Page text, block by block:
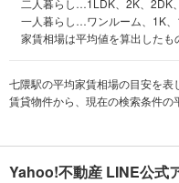
二人暮らし…1LDK、2K、2DK
一人暮らし…ワンルーム、1K
家賃相場は平均値を算出したも
七隈駅の平均家賃相場の目安を
賃貸物件から、現在の検索条件の
Yahoo!不動産 LINE公式